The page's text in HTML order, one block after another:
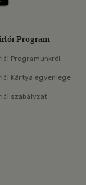
Program
Programunkról
Kártya egyenlege
szabályzat